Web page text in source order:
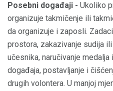
Posebni događaji - Ukoliko
organizuje takmičenje ili
da organizuje i zaposli.
prostora, zakazivanje sudija
učesnika, naručivanje
događaja, postavljanje i
drugih volontera. U manjoj